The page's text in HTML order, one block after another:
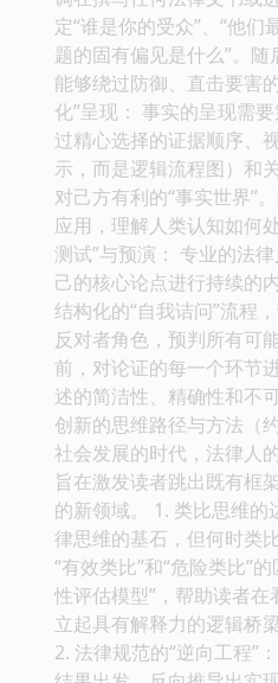
定“谁是你的受众”、“他们
题的固有偏见是什么”。
能够绕过防御、直击要害
化”呈现： 事实的呈现需
过精心选择的证据顺序、
示，而是逻辑流程图）和
对己方有利的“事实世界”
应用，理解人类认知如何
测试”与预演： 专业的法
己的核心论点进行持续的
结构化的“自我诘问”流程
反对者角色，预判所有可
前，对论证的每一个环节
述的简洁性、精确性和不
创新的思维路径与方法（
社会发展的时代，法律人
旨在激发读者跳出既有框
的新领域。 1. 类比思维
律思维的基石，但何时类
“有效类比”和“危险类比”
性评估模型”，帮助读者
立起具有解释力的逻辑桥
2. 法律规范的“逆向工程”